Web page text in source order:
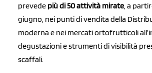
prevede più di 50 attività mirate , a
giugno, nei punti di vendita della
moderna e nei mercati ortofrutticoli
degustazioni e strumenti di visibilità
scaffali.